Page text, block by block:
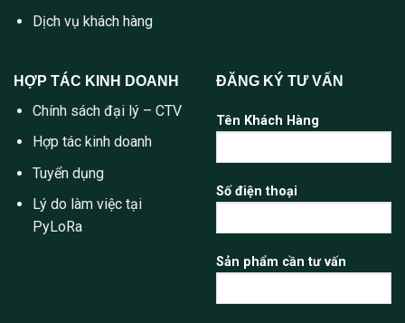
Dịch vụ khách hàng
HỢP TÁC KINH DOANH
Chính sách đại lý – CTV
Hợp tác kinh doanh
Tuyển dụng
Lý do làm việc tại
PyLoRa
ĐĂNG KÝ TƯ VẤN
Tên Khách Hàng
Số điện thoại
Sản phẩm cần tư vấn